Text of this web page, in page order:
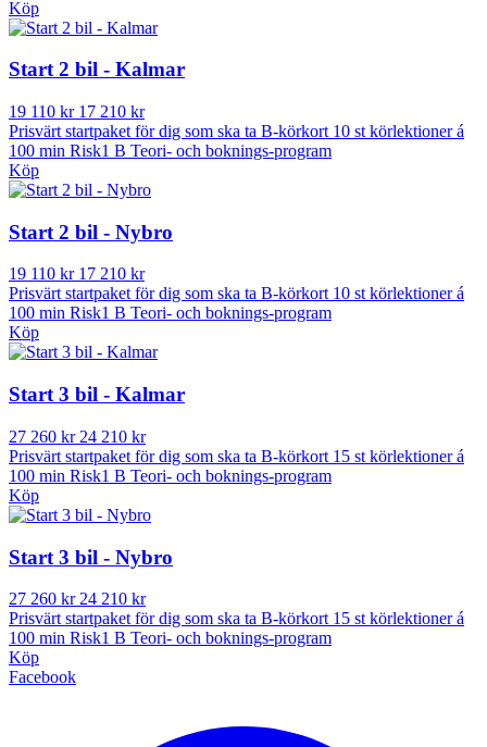
Köp
Start 2 bil - Kalmar
19 110 kr 17 210 kr
Prisvärt startpaket för dig som ska ta B-körkort 10 st körlektioner á
100 min Risk1 B Teori- och boknings-program
Köp
Start 2 bil - Nybro
19 110 kr 17 210 kr
Prisvärt startpaket för dig som ska ta B-körkort 10 st körlektioner á
100 min Risk1 B Teori- och boknings-program
Köp
Start 3 bil - Kalmar
27 260 kr 24 210 kr
Prisvärt startpaket för dig som ska ta B-körkort 15 st körlektioner á
100 min Risk1 B Teori- och boknings-program
Köp
Start 3 bil - Nybro
27 260 kr 24 210 kr
Prisvärt startpaket för dig som ska ta B-körkort 15 st körlektioner á
100 min Risk1 B Teori- och boknings-program
Köp
Facebook